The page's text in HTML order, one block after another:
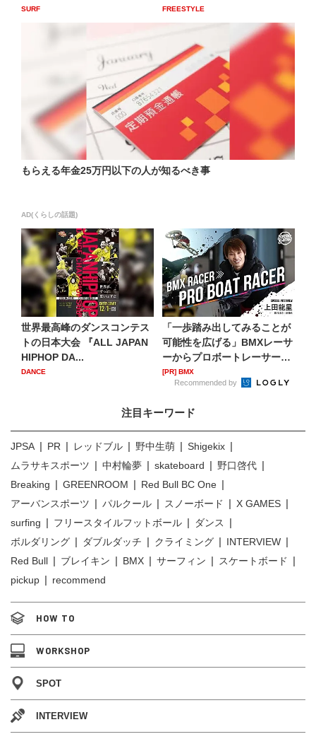
SURF FREESTYLE
もらえる年金25万円以下の人が知るべき事
AD(くらしの話題)
世界最高峰のダンスコンテス
トの日本大会 『ALL JAPAN
HIPHOP DA...
DANCE
「一歩踏み出してみることが
可能性を広げる」BMXレーサ
ーからプロボートレーサー
へ...
[PR] BMX
Recommended by
注目キーワード
JPSA PR レッドブル 野中生萌
Shigekix
ムラサキスポーツ
中村輪夢 skateboard
野口啓代
Breaking
GREENROOM
Red Bull BC One
アーバンスポーツ
パルクール スノーボード
X GAMES
surfing
フリースタイルフットボール
ダンス
ボルダリング
ダブルダッチ クライミング
INTERVIEW
Red Bull
ブレイキン BMX サーフィン
スケートボード
pickup
recommend
HOW TO
WORKSHOP
SPOT
INTERVIEW